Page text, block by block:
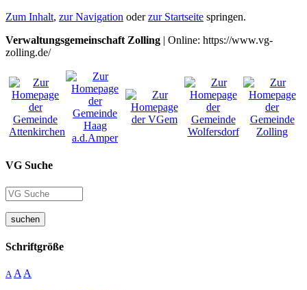
Zum Inhalt, zur Navigation oderzur Startseite springen.
Verwaltungsgemeinschaft Zolling | Online: https://www.vg-
zolling.de/
VG Suche
suchen
Schriftgröße
A A A